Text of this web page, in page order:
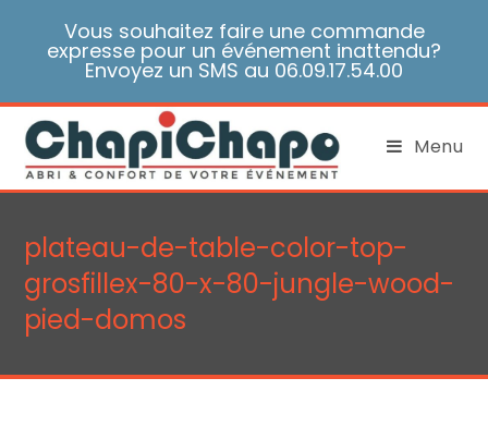
Vous souhaitez faire une commande
expresse pour un événement inattendu?
Envoyez un SMS au 06.09.17.54.00
Menu
plateau-de-table-color-top-
grosfillex-80-x-80-jungle-wood-
pied-domos